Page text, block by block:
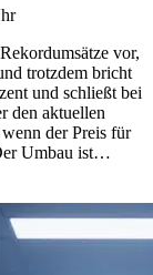
vor,
trotzdem bricht
und schließt bei
den aktuellen
der Preis für
Umbau ist…